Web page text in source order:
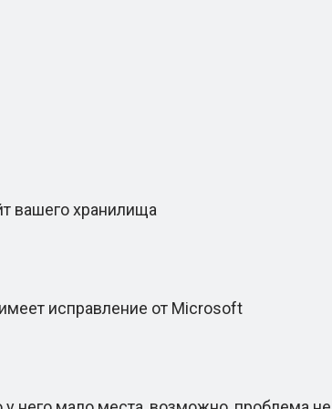
вашего хранилища
исправление от Microsoft